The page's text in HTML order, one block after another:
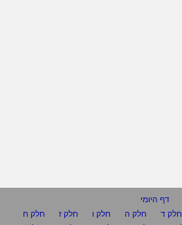
דף היומי
חלק ד חלק ה חלק ו חלק ז
חלק ח